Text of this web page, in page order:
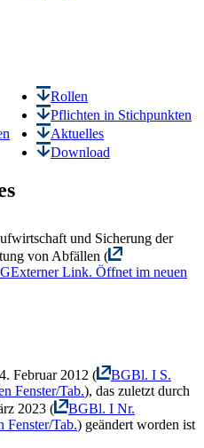
Rollen
Pflichten in Stichpunkten
Aktuelles
Download
und Sicherung der
von Abfällen (
Externer Link. Öffnet im neuen
Februar 2012 (
BGBl. I S.
Fenster/Tab.), das zuletzt durch
2023 (
BGBl. I Nr.
Fenster/Tab.) geändert worden ist